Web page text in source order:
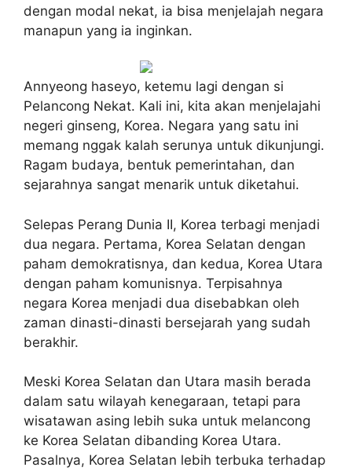
dengan modal nekat, ia bisa menjelajah negara
manapun yang ia inginkan.
Annyeong haseyo, ketemu lagi dengan si
Pelancong Nekat. Kali ini, kita akan menjelajahi
negeri ginseng, Korea. Negara yang satu ini
memang nggak kalah serunya untuk dikunjungi.
Ragam budaya, bentuk pemerintahan, dan
sejarahnya sangat menarik untuk diketahui.
Selepas Perang Dunia II, Korea terbagi menjadi
dua negara. Pertama, Korea Selatan dengan
paham demokratisnya, dan kedua, Korea Utara
dengan paham komunisnya. Terpisahnya
negara Korea menjadi dua disebabkan oleh
zaman dinasti-dinasti bersejarah yang sudah
berakhir.
Meski Korea Selatan dan Utara masih berada
dalam satu wilayah kenegaraan, tetapi para
wisatawan asing lebih suka untuk melancong
ke Korea Selatan dibanding Korea Utara.
Pasalnya, Korea Selatan lebih terbuka terhadap